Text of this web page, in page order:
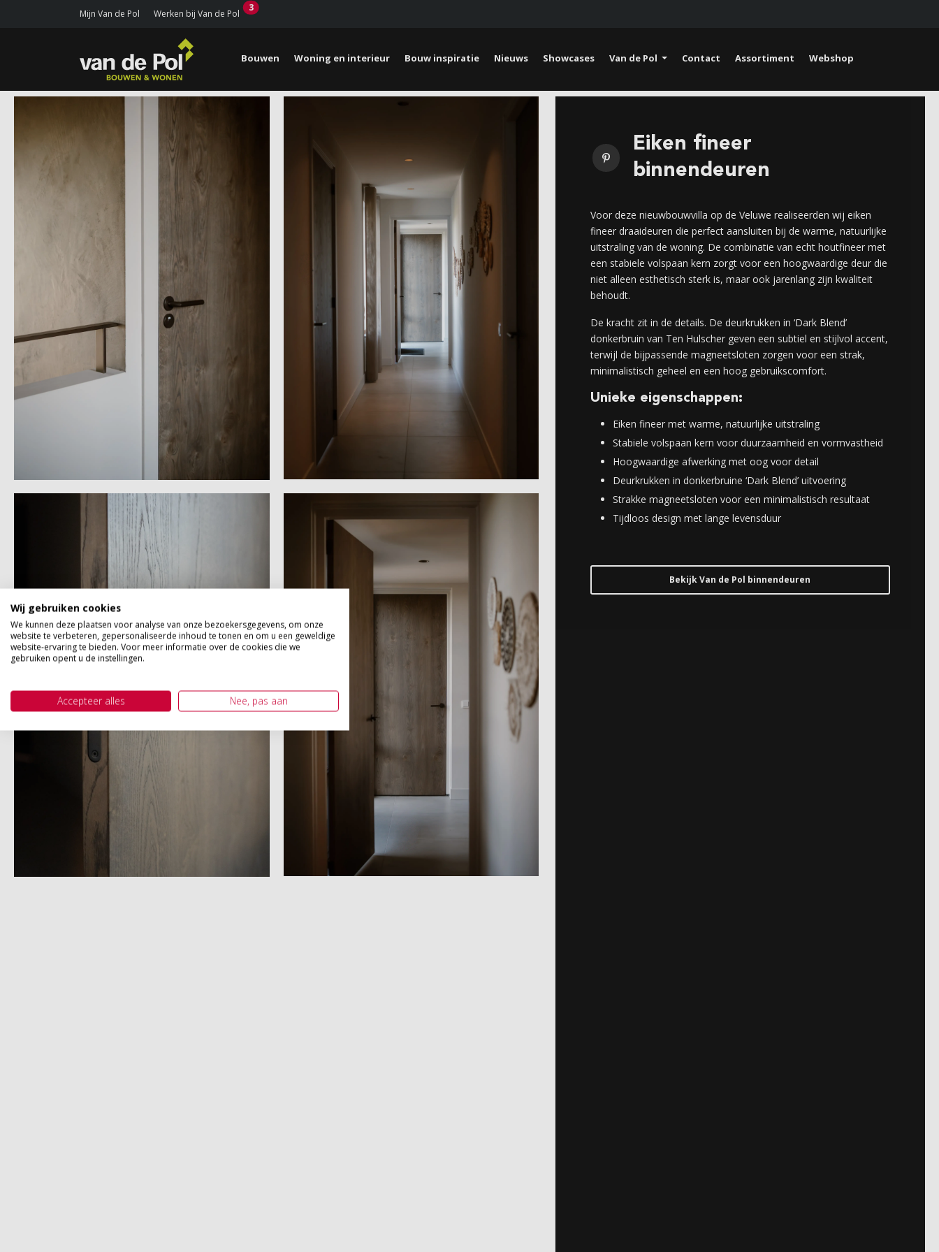
Mijn Van de Pol Werken bij Van de Pol
3
Bouwen Woning en interieur Bouw inspiratie Nieuws Showcases Van de Pol Contact Assortiment Webshop
Eiken fineer
binnendeuren
Voor deze nieuwbouwvilla op de Veluwe realiseerden wij eiken
fineer draaideuren die perfect aansluiten bij de warme, natuurlijke
uitstraling van de woning. De combinatie van echt houtfineer met
een stabiele volspaan kern zorgt voor een hoogwaardige deur die
niet alleen esthetisch sterk is, maar ook jarenlang zijn kwaliteit
behoudt.
De kracht zit in de details. De deurkrukken in ‘Dark Blend’
donkerbruin van Ten Hulschergeven een subtiel en stijlvol accent,
terwijl de bijpassende magneetsloten zorgen voor een strak,
minimalistisch geheel en een hoog gebruikscomfort.
Unieke eigenschappen:
Eiken fineer met warme, natuurlijke uitstraling
Stabiele volspaan kern voor duurzaamheid en vormvastheid
Hoogwaardige afwerking met oog voor detail
Deurkrukken in donkerbruine ‘Dark Blend’ uitvoering
Strakke magneetsloten voor een minimalistisch resultaat
Tijdloos design met lange levensduur
Bekijk Van de Pol binnendeuren
Wij gebruiken cookies
We kunnen deze plaatsen voor analyse van onze bezoekersgegevens, om onze
website te verbeteren, gepersonaliseerde inhoud te tonen en om u een geweldige
website-ervaring te bieden. Voor meer informatie over de cookies die we
gebruiken opent u de instellingen.
Accepteer alles Nee, pas aan